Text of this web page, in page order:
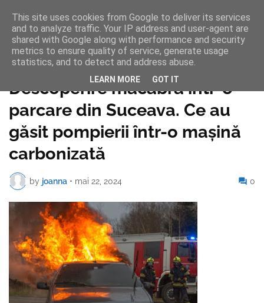
Pagina de pornire
Descoperire macabră într-o
parcare din Suceava. Ce au
găsit pompierii într-o mașină
carbonizată
by joanna • mai 22, 2024 0
This site uses cookies from Google to deliver its services
and to analyze traffic. Your IP address and user-agent are
shared with Google along with performance and security
metrics to ensure quality of service, generate usage
statistics, and to detect and address abuse.
LEARN MORE GOT IT